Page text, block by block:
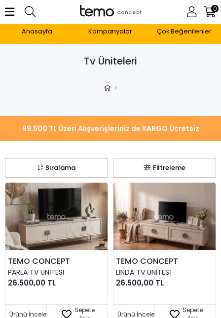
Anasayfa Kampanyalar Çok Beğenilenler
0
Tv Üniteleri
Filtreleme
Sıralama
TEMO CONCEPT
PARLA TV ÜNITESI
26.500,00 TL
Sepete
Ürünü İncele
TEMO CONCEPT
LINDA TV ÜNITESI
26.500,00 TL
Sepete
Ürünü İncele